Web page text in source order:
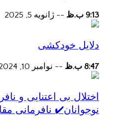
9:13 ب.ظ -- ژانویه 5, 2025
دلایل خودکشی
8:47 ب.ظ -- نوامبر 10, 2024
اختلال بی اعتنایی و
نوجوانان✔️ نافرمانی